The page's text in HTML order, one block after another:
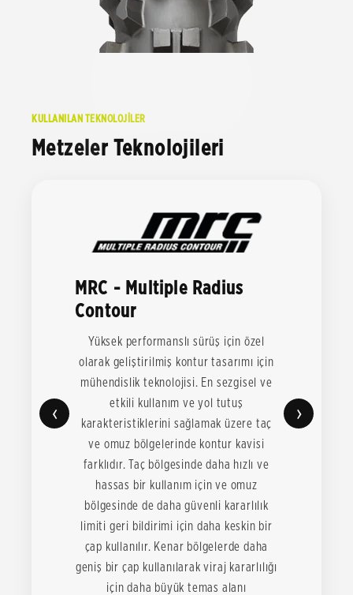
KULLANILAN TEKNOLOJİLER
Metzeler Teknolojileri
‹
MRC - Multiple Radius
Contour
Yüksek performanslı sürüş için özel
olarak geliştirilmiş kontur tasarımı için
mühendislik teknolojisi. En sezgisel ve
etkili kullanım ve yol tutuş
karakteristiklerini sağlamak üzere taç
ve omuz bölgelerinde kontur kavisi
farklıdır. Taç bölgesinde daha hızlı ve
hassas bir kullanım için ve omuz
bölgesinde de daha güvenli kararlılık
limiti geri bildirimi için daha keskin bir
çap kullanılır. Kenar bölgelerde daha
geniş bir çap kullanılarak viraj kararlılığı
için daha büyük temas alanı
›